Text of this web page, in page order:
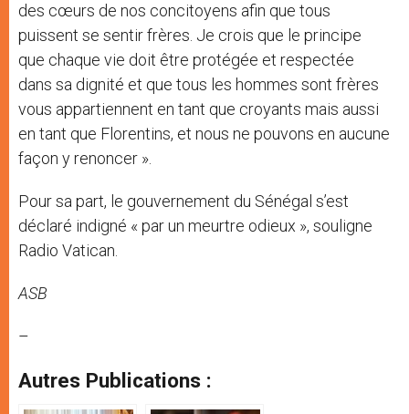
des cœurs de nos concitoyens afin que tous
puissent se sentir frères. Je crois que le principe
que chaque vie doit être protégée et respectée
dans sa dignité et que tous les hommes sont frères
vous appartiennent en tant que croyants mais aussi
en tant que Florentins, et nous ne pouvons en aucune
façon y renoncer ».
Pour sa part, le gouvernement du Sénégal s’est
déclaré indigné « par un meurtre odieux », souligne
Radio Vatican.
ASB
–
Autres Publications :